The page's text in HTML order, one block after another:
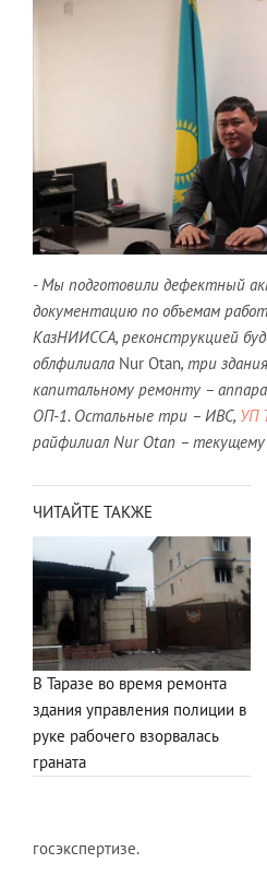
- Мы подготовили дефектный
документацию по объемам
КазНИИССА, реконструкцией
облфилиала Nur Otan, три
капитальному ремонту –
ОП-1. Остальные три – ИВС, УП
райфилиал Nur Otan –
ЧИТАЙТЕ ТАКЖЕ
В Таразе во время ремонта
здания управления полиции в
руке рабочего взорвалась
граната
госэкспертизе.